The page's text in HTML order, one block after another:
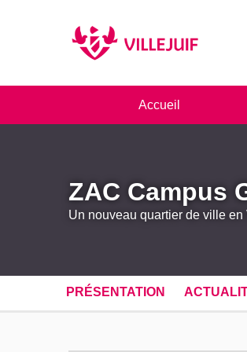
Accueil
ZAC Campus
Un nouveau quartier de ville en
PRÉSENTATION